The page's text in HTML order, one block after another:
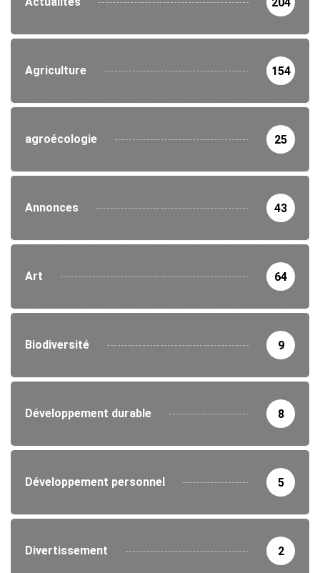
Agriculture 154
agroécologie 25
Annonces 43
Art 64
Biodiversité 9
Développement durable 8
Développement personnel 5
Divertissement 2